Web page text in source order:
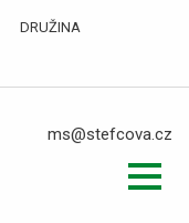
DRUŽINA
ms@stefcova.cz